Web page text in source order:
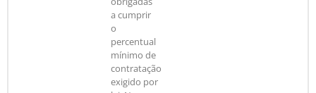
a cumprir
o
percentual
mínimo de
contratação
exigido por